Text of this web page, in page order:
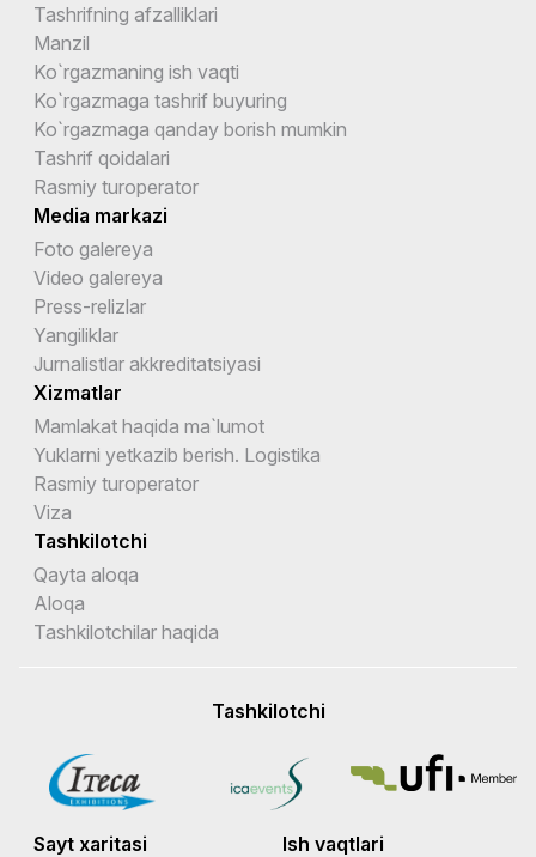
Tashrifning afzalliklari
Manzil
Ko`rgazmaning ish vaqti
Ko`rgazmaga tashrif buyuring
Ko`rgazmaga qanday borish mumkin
Tashrif qoidalari
Rasmiy turoperator
Media markazi
Foto galereya
Video galereya
Press-relizlar
Yangiliklar
Jurnalistlar akkreditatsiyasi
Xizmatlar
Mamlakat haqida ma`lumot
Yuklarni yetkazib berish. Logistika
Rasmiy turoperator
Viza
Tashkilotchi
Qayta aloqa
Aloqa
Tashkilotchilar haqida
Tashkilotchi
Sayt xaritasi
Ish vaqtlari